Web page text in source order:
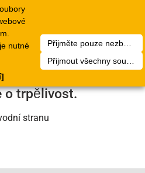
nutné
Přijměte pouze nezbytné soubory cookie
chybě. Náš
o to brzy postará.
o trpělivost.
stranu